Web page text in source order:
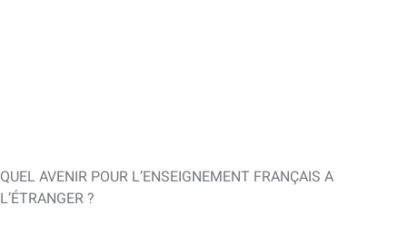
QUEL AVENIR POUR L’ENSEIGNEMENT FRANÇAIS A
L’ÉTRANGER ?